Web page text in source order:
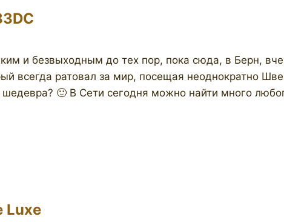
и безвыходным до тех пор, пока сюда, в Берн,
всегда ратовал за мир, посещая неоднократно
шедевра? 🙂 В Сети сегодня можно найти много
Luxe